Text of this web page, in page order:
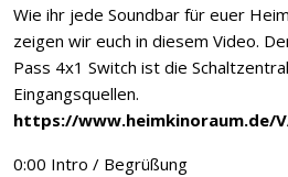
Wie ihr jede Soundbar für euer
zeigen wir euch in diesem Video.
Pass 4x1 Switch ist die
Eingangsquellen.
https://www.heimkinoraum.de/
0:00 Intro / Begrüßung